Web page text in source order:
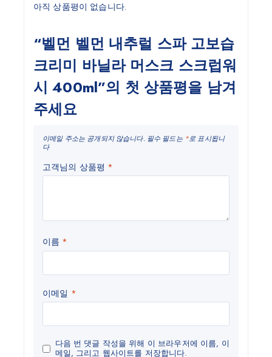
아직 상품평이 없습니다.
“벨먼 벨먼 내추럴 스파 고보습
크리미 바닐라 머스크 스크럽워
시 400ml”의 첫 상품평을 남겨
주세요
이메일 주소는 공개되지 않습니다. 필수 필드는 *로 표시됩니
다
고객님의 상품평 *
이름 *
이메일 *
다음 번 댓글 작성을 위해 이 브라우저에 이름, 이
메일, 그리고 웹사이트를 저장합니다.